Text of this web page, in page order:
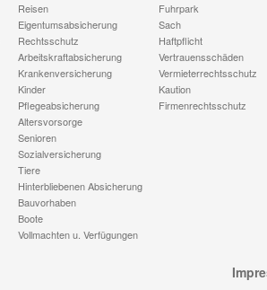
Reisen
Eigentumsabsicherung
Rechtsschutz
Arbeitskraftabsicherung
Krankenversicherung
Kinder
Pflegeabsicherung
Altersvorsorge
Senioren
Sozialversicherung
Tiere
Hinterbliebenen Absicherung
Bauvorhaben
Boote
Vollmachten u. Verfügungen
Fuhrpark
Sach
Haftpflicht
Vertrauensschäden
Vermieterrechtsschutz
Kaution
Firmenrechtsschutz